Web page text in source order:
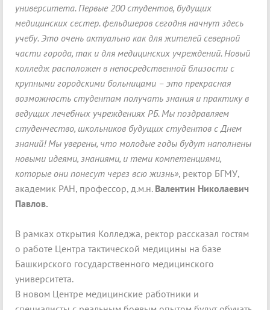
университета. Первые 200 студентов, будущих
медицинских сестер. фельдшеров сегодня начнут здесь
учебу. Это очень актуально как для жителей северной
части города, так и для медицинских учреждений. Новый
колледж расположен в непосредственной близости с
крупными городскими больницами – это прекрасная
возможность студентам получать знания и практику в
ведущих лечебных учреждениях РБ. Мы поздравляем
студенчество, школьников будущих студентов с Днем
знаний! Мы уверены, что молодые годы будут наполнены
новыми идеями, знаниями, и теми компетенциями,
которые они понесут через всю жизнь», ректор БГМУ,
академик РАН, профессор, д.м.н. Валентин Николаевич
Павлов.
В рамках открытия Колледжа, ректор рассказал гостям
о работе Центра тактической медицины на базе
Башкирского государственного медицинского
университета.
В новом Центре медицинские работники и